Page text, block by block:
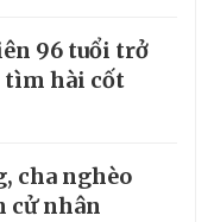
96 tuổi trở
tìm hài cốt
cha nghèo
cử nhân